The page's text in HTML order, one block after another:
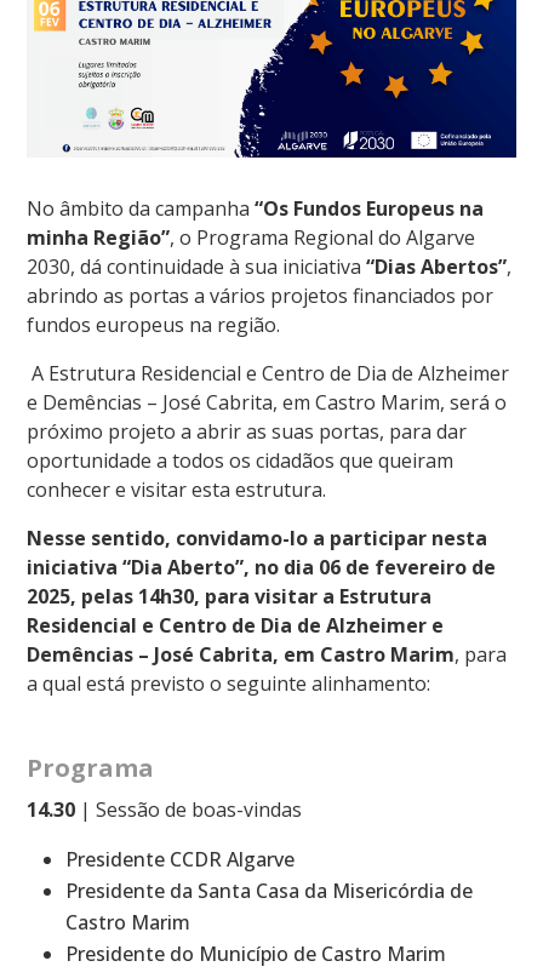
No âmbito da campanha“Os Fundos Europeus na
minha Região”, o Programa Regional do Algarve
2030, dá continuidade à sua iniciativa“Dias Abertos”,
abrindo as portas a vários projetos financiados por
fundos europeus na região.
A Estrutura Residencial e Centro de Dia de Alzheimer
e Demências – José Cabrita, em Castro Marim, será o
próximo projeto a abrir as suas portas, para dar
oportunidade a todos os cidadãos que queiram
conhecer e visitar esta estrutura.
Nesse sentido, convidamo-lo a participar nesta
iniciativa “Dia Aberto”, no dia 06 de fevereiro de
2025, pelas 14h30, para visitar a Estrutura
Residencial e Centro de Dia de Alzheimer e
Demências – José Cabrita, em Castro Marim, para
a qual está previsto o seguinte alinhamento:
Programa
14.30 | Sessão de boas-vindas
Presidente CCDR Algarve
Presidente da Santa Casa da Misericórdia de
Castro Marim
Presidente do Município de Castro Marim